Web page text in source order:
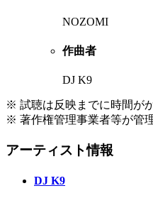
NOZOMI
作曲者
DJ K9
※ 試聴は反映までに時間が
※ 著作権管理事業者等が管
アーティスト情報
DJ K9